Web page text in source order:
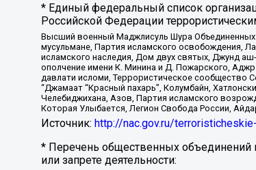
* Единый федеральный список
Российской Федерации
Высший военный Маджлисуль Шура Объединенных
мусульмане, Партия исламского освобождения,
исламского наследия, Дом двух святых, Джунд
ополчение имени К. Минина и Д. Пожарского,
давлати исломи, Террористическое сообщество
“Джамаат “Красный пахарь”, Колумбайн,
Челебиджихана, Азов, Партия исламского
Которая Улыбается, Легион Свобода России,
Источник: http://nac.gov.ru/
* Перечень общественных объединений
или запрете деятельности: